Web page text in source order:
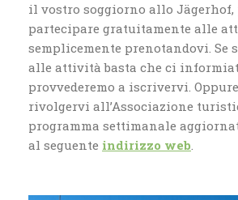
il vostro soggiorno allo Jägerhof,
partecipare gratuitamente alle
semplicemente prenotandovi. Se
alle attività basta che ci
provvederemo a iscrivervi.
rivolgervi all’Associazione
programma settimanale
al seguente indirizzo web.